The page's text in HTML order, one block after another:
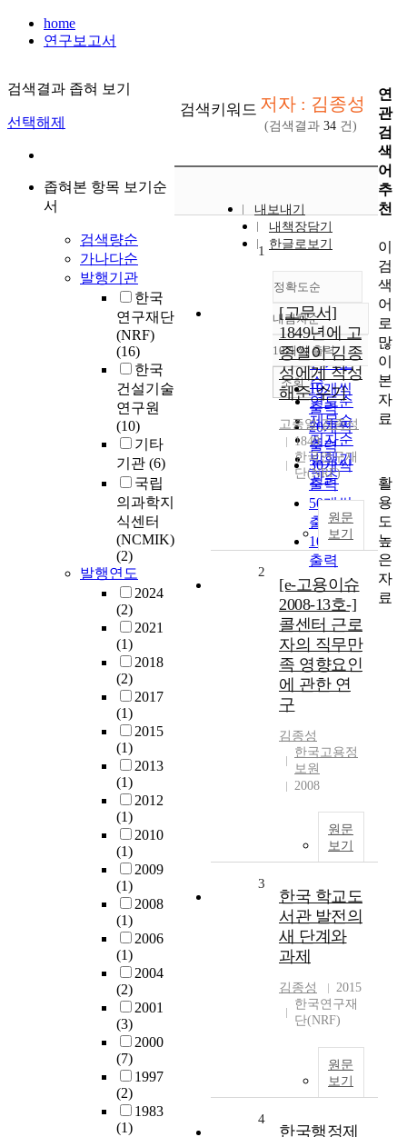
home
연구보고서
검색결과 좁혀 보기
선택해제
좁혀본 항목 보기순
서
검색량순
가나다순
발행기관
한국
연구재단
(NRF)
(16)
한국
건설기술
연구원
(10)
기타
기관 (6)
국립
의과학지
식센터
(NCMIK)
(2)
발행연도
2024
(2)
2021
(1)
2018
(2)
2017
(1)
2015
(1)
2013
(1)
2012
(1)
2010
(1)
2009
(1)
2008
(1)
2006
(1)
2004
(2)
2001
(3)
2000
(7)
1997
(2)
1983
(1)
검색키워드 저자 : 김종성
(검색결과 34 건)
내보내기
내책장담기
한글로보기
정확도순
정확도
순
인기도
순
연도순
제목순
저자순
발행기
관순
내림차순
내림차순
10개씩 출력
10개씩
출력
20개씩
출력
30개씩
출력
50개씩
출력
100개씩
출력
조회
1
[고문서]
1849년에 고
종열이 김종
성에게 작성
해준 수기
고종열,김종성
1849
한국연구재
단(NRF)
원문
보기
2
[e-고용이슈
2008-13호-]
콜센터 근로
자의 직무만
족 영향요인
에 관한 연
구
김종성
한국고용정
보원
2008
원문
보기
3
한국 학교도
서관 발전의
새 단계와
과제
김종성
2015
한국연구재
단(NRF)
원문
보기
4
한국행정제
연
관
검
색
어
추
천
이
검
색
어
로
많
이
본
자
료
활
용
도
높
은
자
료